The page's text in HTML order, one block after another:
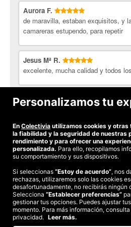
Aurora F.
de maravilla, estaban exquisitos, y
camareras estupendo, para repetir
Jesus Mª R.
excelente, mucha calidad y todos
Xxx X.
Gran menu, difernete, variado e
Ver todas las opiniones
©2026
Términos y condiciones|Política de
Estudio turismo de
Personalizamos tu
En Colectivia utilizamos cookies y otras
la fiabilidad y la seguridad de nuestras
rendimiento y para ofrecer una
personalizada. Para ello, recopilamos
su comportamiento y sus dispositivos.
Si seleccionas “Estoy de acuerdo”, nos
rechazas, utilizaremos solo las cookies
desafortunadamente, no recibirás ningún
Selecciona “Establecer preferencias”
gestionar tus opciones. Puedes ajustar
momento. Para más información,
privacidad. Leer más.